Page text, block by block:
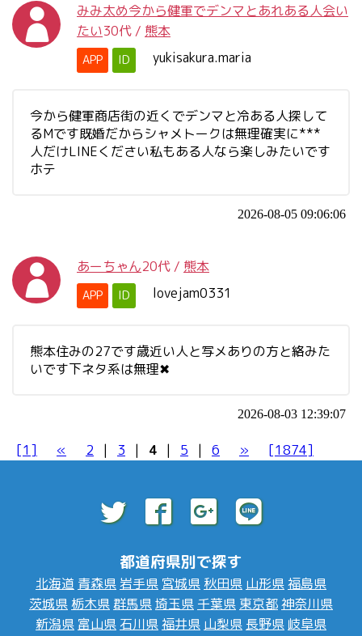
みみ太め今から健軍でデンマとあれある人会い
たい30代 / 熊本
APP ID yukisakura.maria
今から健軍商店街の近くでデンマと冷ある人探して
るMです既婚だからシャメトークは無理確実に***
人だけLINEください私もある人なら楽しみたいです
ホテ
2026-08-05 09:06:06
あーちゃん20代 / 熊本
APP ID lovejam0331
熊本住みの27です歳近い人と写メありの方と絡みた
いです下ネタ系は無理✖︎
2026-08-03 12:39:07
[1] « 2 | 3 | 4 | 5 | 6 » [1874]
都道府県別で探す
北海道 青森県 岩手県 宮城県 秋田県 山形県福島県
茨城県 栃木県群馬県埼玉県 千葉県 東京都神奈川県
新潟県 富山県 石川県福井県 山梨県 長野県 岐阜県